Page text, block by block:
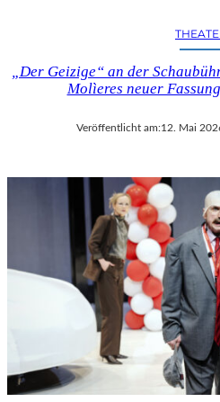
„Der Geizige“ an der
Molìeres neuer
Veröffentlicht am:12. Mai